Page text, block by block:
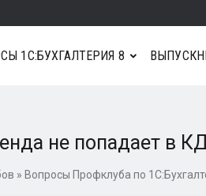
1С:БУХГАЛТЕРИЯ 8
не попадает в
» Вопросы Профклуба по